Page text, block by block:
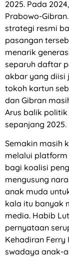
2025. Pada
Prabowo-
strategi resmi
pasangan
menarik
separuh daftar
akbar yang diisi
tokoh kartun
dan Gibran
Arus balik
sepanjang 2025.
Semakin masih
melalui
bagi koalisi
mengusung
anak muda
kala itu banyak
media. Habib
pernyataan
Kehadiran
swadaya anak-